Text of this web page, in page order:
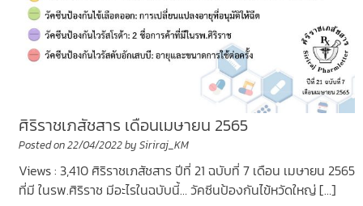
ศิริราชเภสัชสาร เดือนเมษายน 2565
Posted on22/04/2022by Siriraj_KM
Views : 3,410 ศิริราชเภสัชสาร ปีที่ 21 ฉบับที่ 7 เดือน เมษายน 2565
ที่มี ในรพ.ศิริราช มีอะไรในฉบับนี้… วัคซีนป้องกันไข้หวัดใหญ่ […]